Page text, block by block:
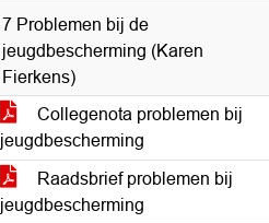
7 Problemen bij de
jeugdbescherming (Karen
Fierkens)
Collegenota problemen bij
jeugdbescherming
Raadsbrief problemen bij
jeugdbescherming